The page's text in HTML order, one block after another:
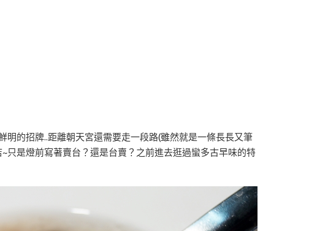
的招牌..距離朝天宮還需要走一段路(雖然就是一條長長又筆
只是燈前寫著賣台？還是台賣？之前進去逛過蠻多古早味的特